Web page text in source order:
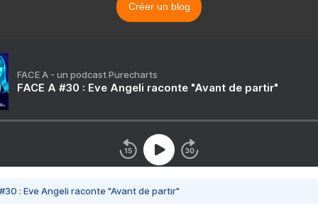
Créer un blog
FACE A - un podcast Purecharts
FACE A #30 : Eve Angeli raconte "Avant de partir"
#30 : Eve Angeli raconte "Avant de partir"